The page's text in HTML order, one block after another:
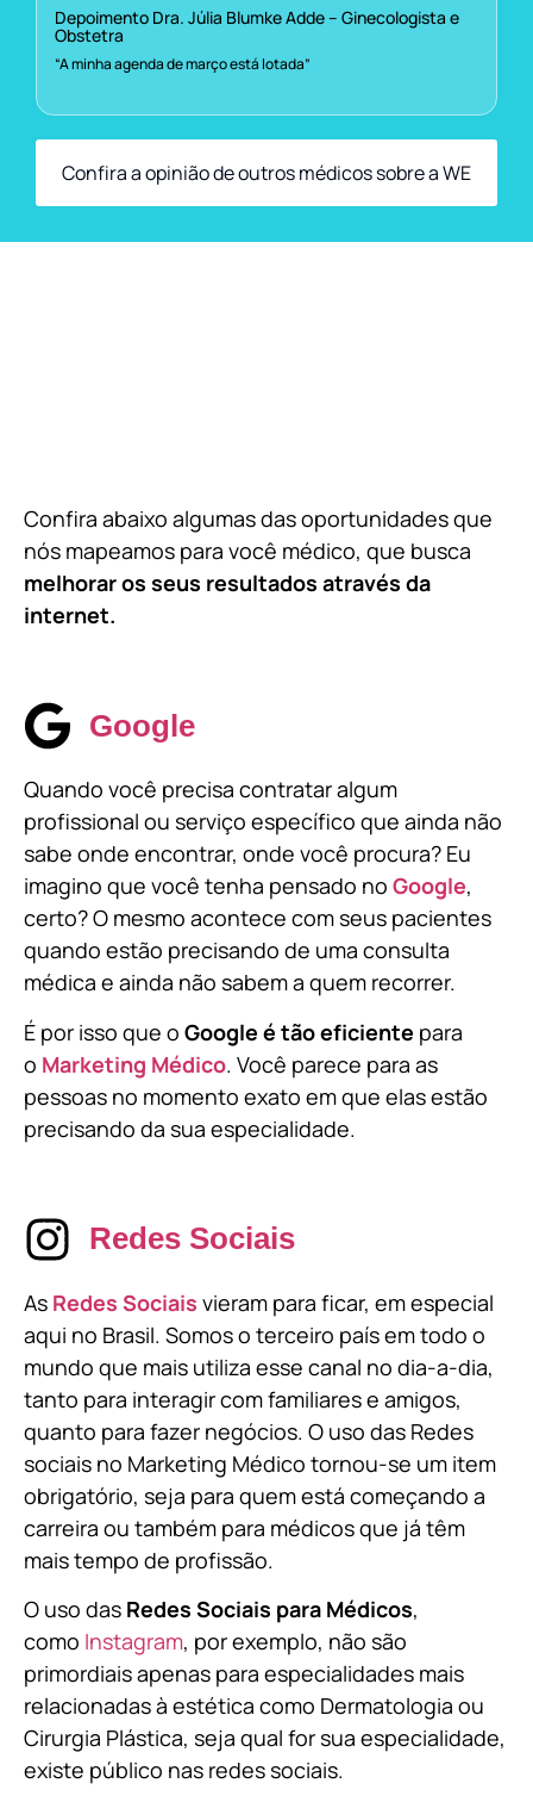
Depoimento Dra. Júlia Blumke Adde – Ginecologista e
Obstetra
“A minha agenda de março está lotada”
Confira a opinião de outros médicos sobre a WE
Confira abaixo algumas das oportunidades que
nós mapeamos para você médico, que busca
melhorar os seus resultados através da
internet.
Google
Quando você precisa contratar algum
profissional ou serviço específico que ainda não
sabe onde encontrar, onde você procura? Eu
imagino que você tenha pensado no Google,
certo? O mesmo acontece com seus pacientes
quando estão precisando de uma consulta
médica e ainda não sabem a quem recorrer.
É por isso que o Google é tão eficiente para
o Marketing Médico. Você parece para as
pessoas no momento exato em que elas estão
precisando da sua especialidade.
Redes Sociais
As Redes Sociais vieram para ficar, em especial
aqui no Brasil. Somos o terceiro país em todo o
mundo que mais utiliza esse canal no dia-a-dia,
tanto para interagir com familiares e amigos,
quanto para fazer negócios. O uso das Redes
sociais no Marketing Médico tornou-se um item
obrigatório, seja para quem está começando a
carreira ou também para médicos que já têm
mais tempo de profissão.
O uso das Redes Sociais para Médicos,
como Instagram, por exemplo, não são
primordiais apenas para especialidades mais
relacionadas à estética como Dermatologia ou
Cirurgia Plástica, seja qual for sua especialidade,
existe público nas redes sociais.